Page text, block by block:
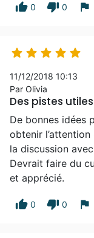
thumb_up 0 thumb_down 0 flag
    
11/12/2018 10:13
Par Olivia
Des pistes
De bonnes idées
obtenir
la discussion
Devrait faire du
et apprécié.
thumb_up 0 thumb_down 0 flag